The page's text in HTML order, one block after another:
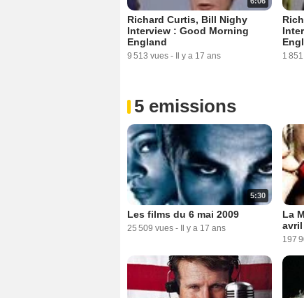
Richard Curtis, Bill Nighy
Interview : Good Morning
England
9 513 vues - Il y a 17 ans 1
5 emissions
5:30
Les films du 6 mai 2009
25 509 vues - Il y a 17 ans
La
avril
197